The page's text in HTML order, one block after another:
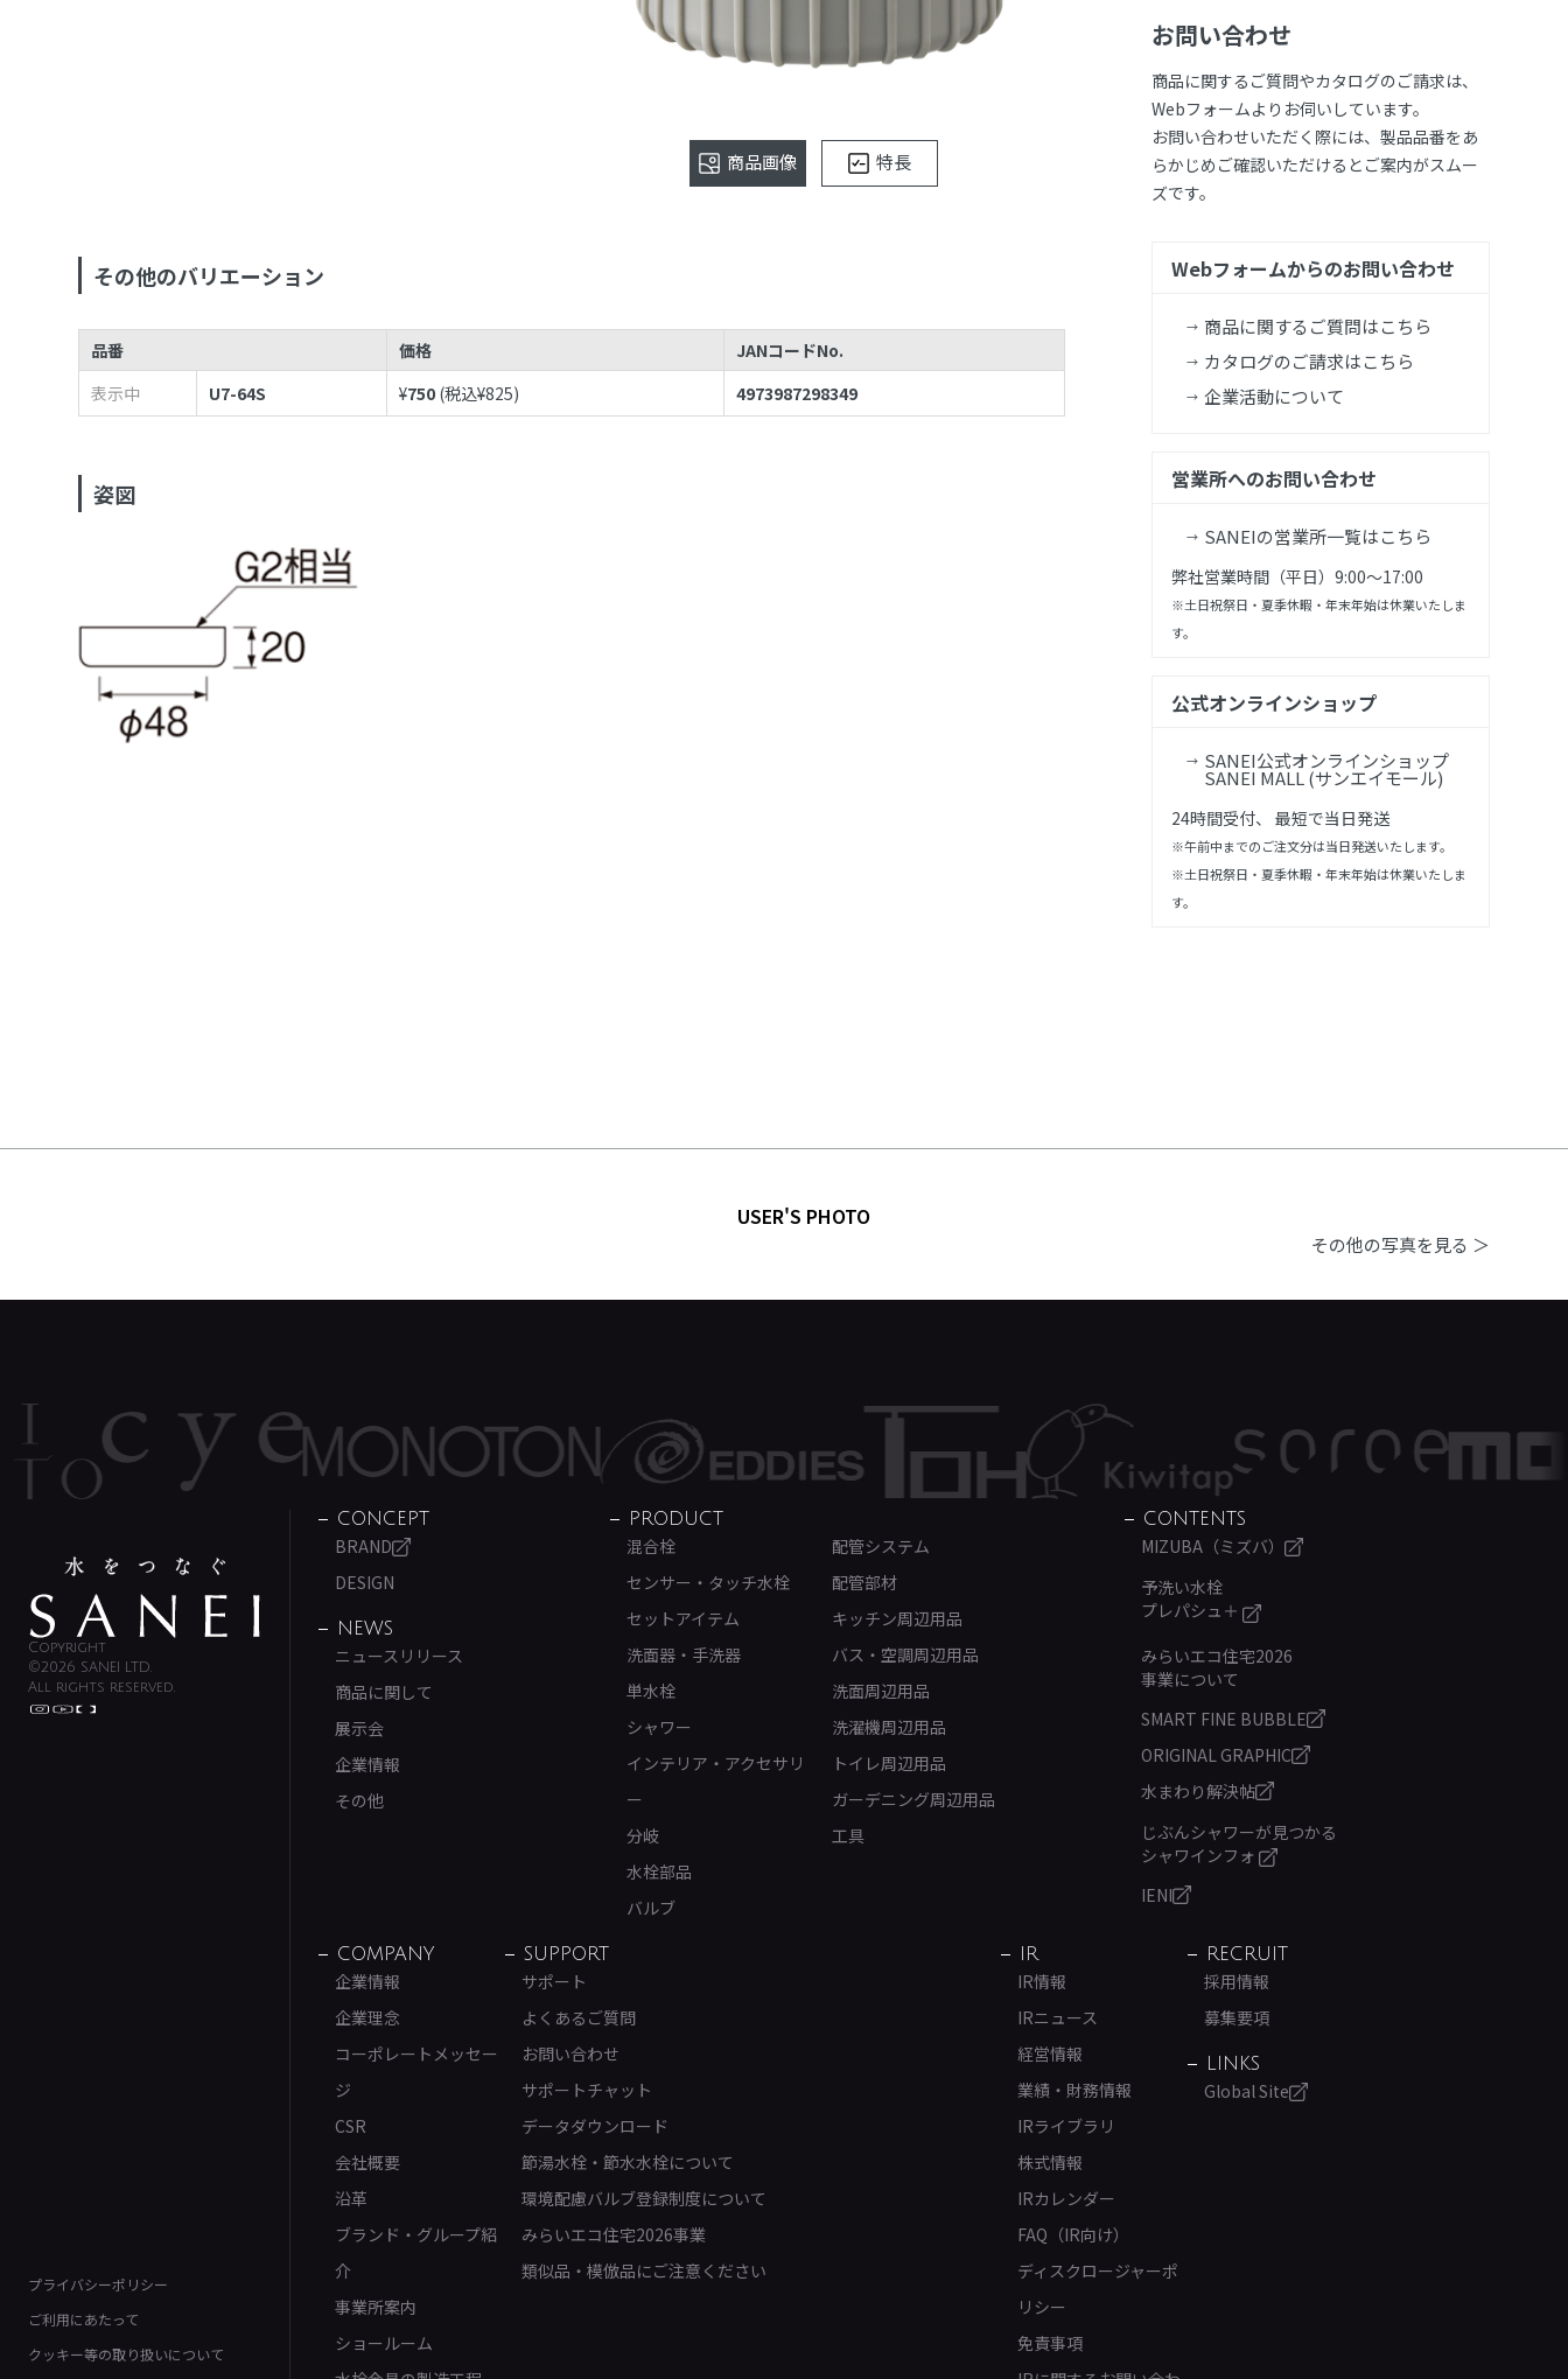
商品画像 特長
その他のバリエーション
品番 価格
JANコードNo.
表示中
U7-64S ¥750 (税込¥825) 4973987298349
姿図
お問い合わせ
商品に関するご質問やカタログのご請求は、
Webフォームよりお伺いしています。
お問い合わせいただく際には、製品品番をあ
らかじめご確認いただけるとご案内がスムー
ズです。
Webフォームからのお問い合わせ
商品に関するご質問はこちら
カタログのご請求はこちら
企業活動について
営業所へのお問い合わせ
SANEIの営業所一覧はこちら
弊社営業時間（平日）9:00～17:00
※土日祝祭日・夏季休暇・年末年始は休業いたしま
す。
公式オンラインショップ
SANEI公式オンラインショップ
SANEI MALL (サンエイモール)
24時間受付、 最短で当日発送
※午前中までのご注文分は当日発送いたします。
※土日祝祭日・夏季休暇・年末年始は休業いたしま
す。
USER'S PHOTO
その他の写真を見る ＞
Copyright
©2026 SANEI LTD.
All rights reserved.
プライバシーポリシー
ご利用にあたって
クッキー等の取り扱いについて
CONCEPT
BRAND
DESIGN
NEWS
ニュースリリース
商品に関して
展示会
企業情報
その他
PRODUCT
混合栓
センサー・タッチ水栓
セットアイテム
洗面器・手洗器
単水栓
シャワー
インテリア・アクセサリ
ー
分岐
水栓部品
バルブ
配管システム
配管部材
キッチン周辺用品
バス・空調周辺用品
洗面周辺用品
洗濯機周辺用品
トイレ周辺用品
ガーデニング周辺用品
工具
CONTENTS
MIZUBA（ミズバ）
予洗い水栓
プレパシュ＋
みらいエコ住宅2026
事業について
SMART FINE BUBBLE
ORIGINAL GRAPHIC
水まわり解決帖
じぶんシャワーが見つかる
シャワインフォ
IENI
COMPANY
企業情報
企業理念
コーポレートメッセー
ジ
CSR
会社概要
沿革
ブランド・グループ紹
介
事業所案内
ショールーム
SUPPORT
サポート
よくあるご質問
お問い合わせ
サポートチャット
データダウンロード
節湯水栓・節水水栓について
環境配慮バルブ登録制度について
みらいエコ住宅2026事業
類似品・模倣品にご注意ください
IR
IR情報
IRニュース
経営情報
業績・財務情報
IRライブラリ
株式情報
IRカレンダー
FAQ（IR向け）
ディスクロージャーポ
リシー
免責事項
RECRUIT
採用情報
募集要項
LINKS
Global Site